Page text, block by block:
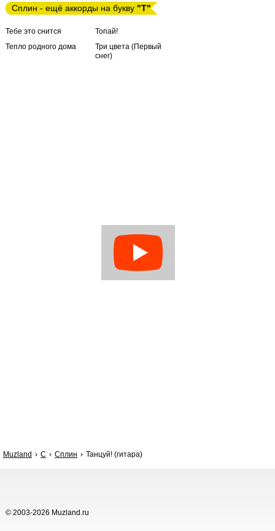
Сплин - ещё аккорды на букву "Т"
Тебе это снится
Тепло родного дома
Топай!
Три цвета (Первый
снег)
Muzland С Сплин Танцуй! (гитара)
© 2003-2026 Muzland.ru